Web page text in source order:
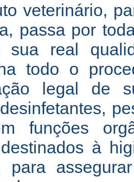
veterinário,
passa por
sua real
todo o
legal de
funções
à
para